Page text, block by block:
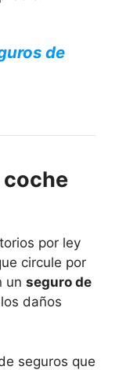
de
coche
por ley
circule por
un seguro de
daños
seguros que